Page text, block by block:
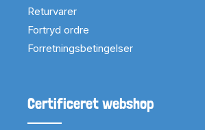
Returvarer
Fortryd ordre
Forretningsbetingelser
Certificeret webshop